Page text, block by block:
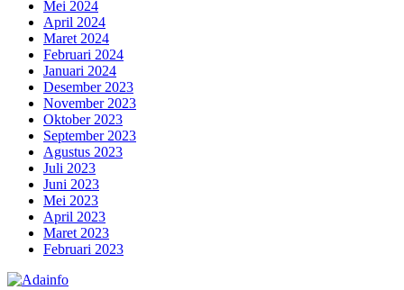
Mei 2024
April 2024
Maret 2024
Februari 2024
Januari 2024
Desember 2023
November 2023
Oktober 2023
September 2023
Agustus 2023
Juli 2023
Juni 2023
Mei 2023
April 2023
Maret 2023
Februari 2023